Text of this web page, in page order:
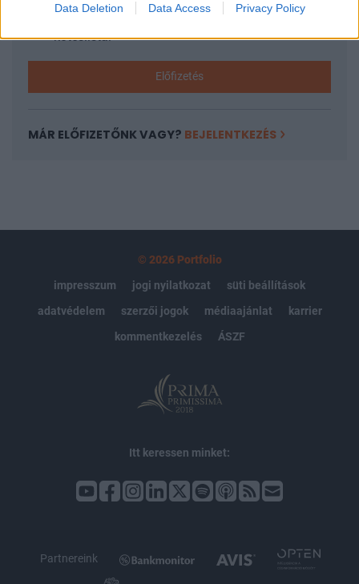
Data Deletion Data Access Privacy Policy
Kötéslisták: BÉT elmúlt 2 év napon belüli
kötéslistái
Előfizetés
MÁR ELŐFIZETŐNK VAGY? BEJELENTKEZÉS
© 2026 Portfolio
impresszum
jogi nyilatkozat
süti beállítások
adatvédelem
szerzői jogok médiaajánlat
karrier
kommentkezelés
ÁSZF
Itt keressen minket:
Partnereink